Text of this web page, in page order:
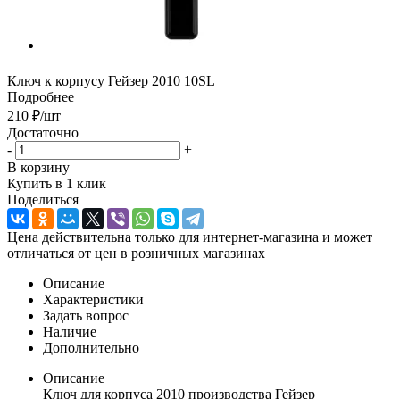
Ключ к корпусу Гейзер 2010 10SL
Подробнее
210 ₽/шт
Достаточно
-
+
В корзину
Купить в 1 клик
Поделиться
Цена действительна только для интернет-магазина и может
отличаться от цен в розничных магазинах
Описание
Характеристики
Задать вопрос
Наличие
Дополнительно
Описание
Ключ для корпуса 2010 производства Гейзер